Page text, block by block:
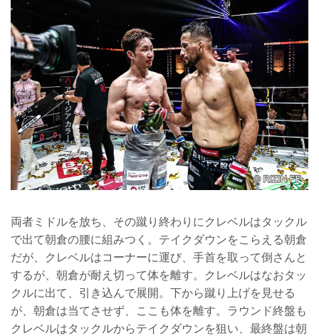
両者ミドルを放ち、その蹴り終わりにクレベルはタックル
で出て朝倉の腰に組みつく。テイクダウンをこらえる朝倉
だが、クレベルはコーナーに運び、手首を取って倒さんと
するが、朝倉が耐え切って体を離す。クレベルはなおタッ
クルに出て、引き込んで展開。下から蹴り上げを見せる
が、朝倉は当てさせず、ここも体を離す。ラウンド終盤も
クレベルはタックルからテイクダウンを狙い、最終盤は朝